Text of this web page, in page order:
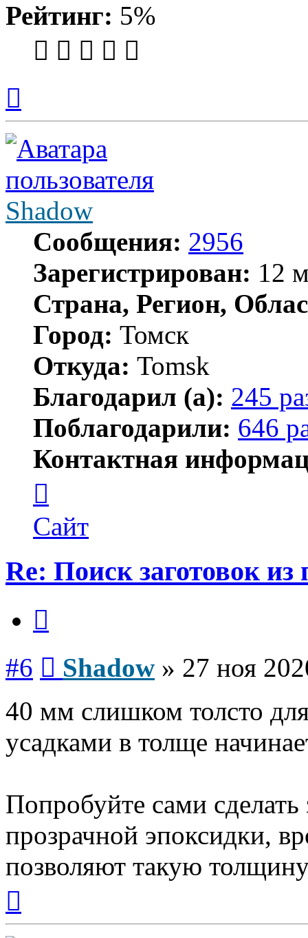
Рейтинг: 5%
началу
Shadow
Сообщения: 2956
Зарегистрирован: 12
Страна, Регион,
Город: Томск
Откуда: Tomsk
Благодарил (а): 245
Поблагодарили: 646
Контактная
пользователя
Shadow
Сайт
Re: Поиск заготовок из
#6 Shadow » 27 ноя
40 мм слишком толсто
усадками в толще
Попробуйте сами сделать
прозрачной эпоксидки,
позволяют такую
началу